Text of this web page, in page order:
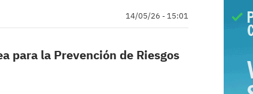
14/05/26 - 15:01
para la Prevención de Riesgos